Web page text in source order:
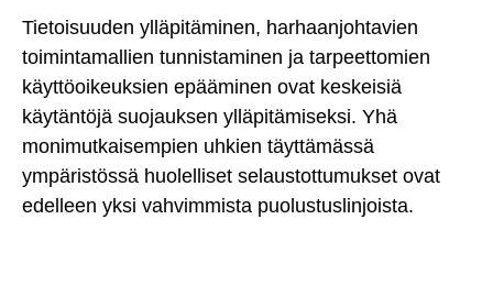
Tietoisuuden ylläpitäminen, harhaanjohtavien
toimintamallien tunnistaminen ja tarpeettomien
käyttöoikeuksien epääminen ovat keskeisiä
käytäntöjä suojauksen ylläpitämiseksi. Yhä
monimutkaisempien uhkien täyttämässä
ympäristössä huolelliset selaustottumukset ovat
edelleen yksi vahvimmista puolustuslinjoista.